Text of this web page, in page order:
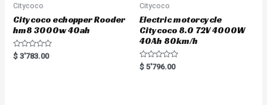
Citycoco
Citycoco echopper Rooder
hm8 3000w 40ah
R
a
$ 3'783.00
Citycoco
Electric motorcycle
Citycoco 8.0 72V 4000W
40Ah 80km/h
R
a
$ 5'796.00